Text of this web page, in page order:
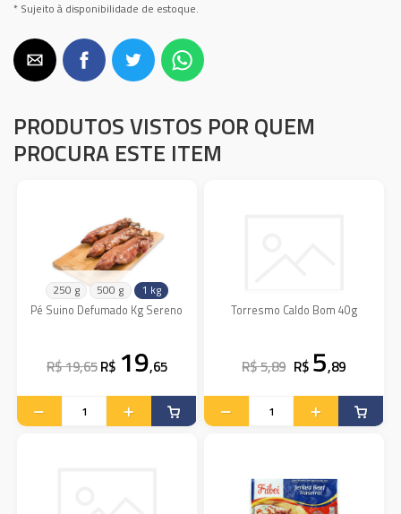
* Sujeito à disponibilidade de estoque.
PRODUTOS VISTOS POR QUEM
PROCURA ESTE ITEM
250 g 500 g 1 kg
Pé Suino Defumado Kg Sereno
R$ 19,65R$ 19,65
Torresmo Caldo Bom 40g
R$ 5,89 R$ 5,89